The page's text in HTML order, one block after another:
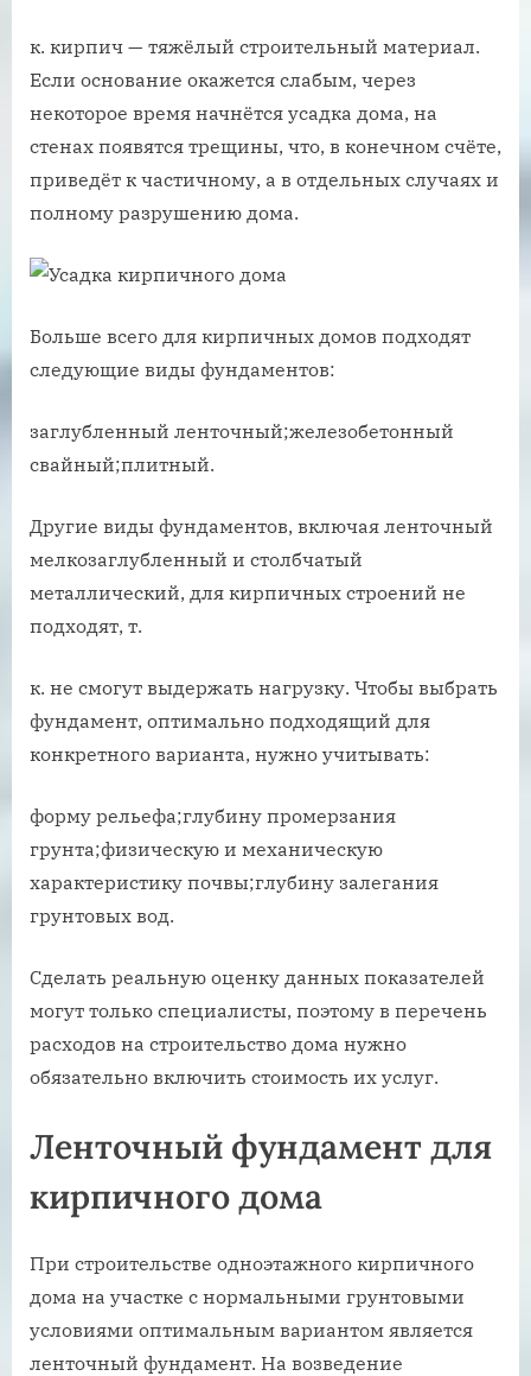
к. кирпич — тяжёлый строительный материал.
Если основание окажется слабым, через
некоторое время начнётся усадка дома, на
стенах появятся трещины, что, в конечном счёте,
приведёт к частичному, а в отдельных случаях и
полному разрушению дома.
Больше всего для кирпичных домов подходят
следующие виды фундаментов:
заглубленный ленточный;железобетонный
свайный;плитный.
Другие виды фундаментов, включая ленточный
мелкозаглубленный и столбчатый
металлический, для кирпичных строений не
подходят, т.
к. не смогут выдержать нагрузку. Чтобы выбрать
фундамент, оптимально подходящий для
конкретного варианта, нужно учитывать:
форму рельефа;глубину промерзания
грунта;физическую и механическую
характеристику почвы;глубину залегания
грунтовых вод.
Сделать реальную оценку данных показателей
могут только специалисты, поэтому в перечень
расходов на строительство дома нужно
обязательно включить стоимость их услуг.
Ленточный фундамент для
кирпичного дома
При строительстве одноэтажного кирпичного
дома на участке с нормальными грунтовыми
условиями оптимальным вариантом является
ленточный фундамент. На возведение